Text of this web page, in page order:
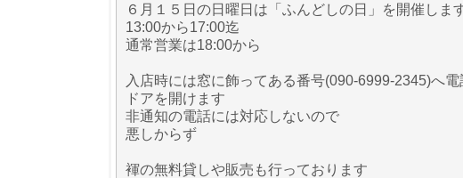
６月１５日の日曜日は「ふんどしの日」を開催しま
13:00から17:00迄
通常営業は18:00から
入店時には窓に飾ってある番号(090-6999-2345)へ
ドアを開けます
非通知の電話には対応しないので
悪しからず
褌の無料貸しや販売も行っております